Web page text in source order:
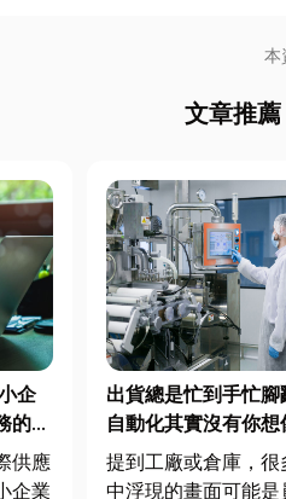
本
文章推薦
企
的實
供應
企業
出貨總是忙到手忙
自動化其實沒有你想
遙遠！
提到工廠或倉庫，
中浮現的畫面可能